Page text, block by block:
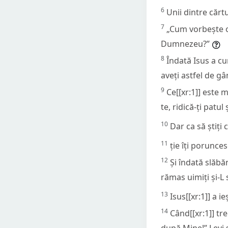
6 Unii dintre
7 „Cum vorbește
Dumnezeu?”
8 Îndată Isus a
aveți astfel de
9 Ce[[xr:1]] este
te, ridică-ți patul
10 Dar ca să știți
11 ție îți
12 Și îndată
rămas uimiți și-L
13 Isus[[xr:1]] a
14 Când[[xr:1]]